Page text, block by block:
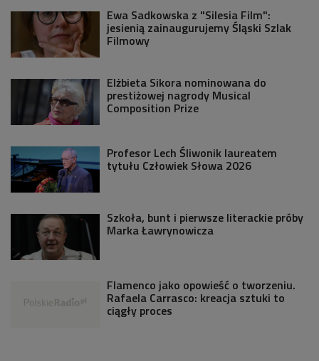
Ewa Sadkowska z "Silesia Film":
jesienią zainaugurujemy Śląski Szlak
Filmowy
Elżbieta Sikora nominowana do
prestiżowej nagrody Musical
Composition Prize
Profesor Lech Śliwonik laureatem
tytułu Człowiek Słowa 2026
Szkoła, bunt i pierwsze literackie próby
Marka Ławrynowicza
Flamenco jako opowieść o tworzeniu.
Rafaela Carrasco: kreacja sztuki to
ciągły proces